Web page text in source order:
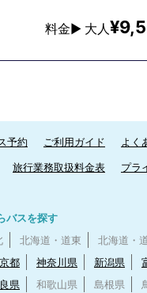
料金▶ 大人
予約 ご利用ガイド よく
旅行業務取扱料金表 プラ
バスを探す
北海道・道東 北海道・
都 神奈川県 新潟県
県 和歌山県 島根県